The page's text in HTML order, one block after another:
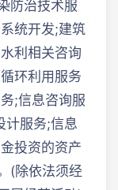
防治技术服
统开发;建筑
利相关咨询
环利用服务
;信息咨询服
计服务;信息
投资的资产
(除依法须经